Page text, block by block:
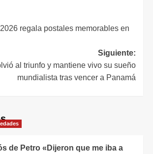
regala postales memorables en
Siguiente:
al triunfo y mantiene vivo su sueño
mundialista tras vencer a Panamá
de Petro «Dijeron que me iba a